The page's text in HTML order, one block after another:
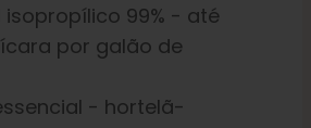
isopropílico 99% - até
por galão de
- hortelã-